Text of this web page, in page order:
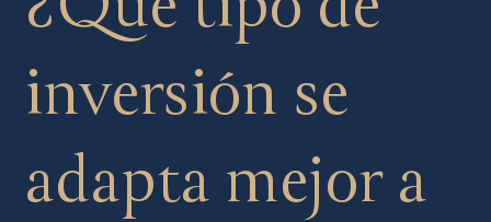
inversión se
adapta mejor a